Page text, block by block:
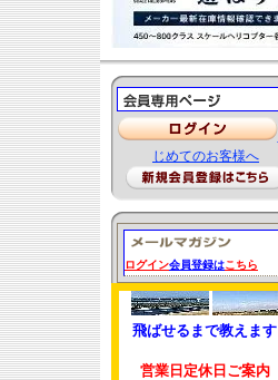
じめてのお客様へ
ログイン会員登録はこちら
飛ばせるまで教えます
営業日定休日ご案内